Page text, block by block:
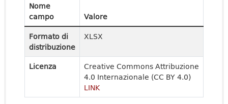
Nome
campo
Valore
Formato di
distribuzione
XLSX
Licenza
Creative Commons Attribuzione
4.0 Internazionale (CC BY 4.0)
LINK